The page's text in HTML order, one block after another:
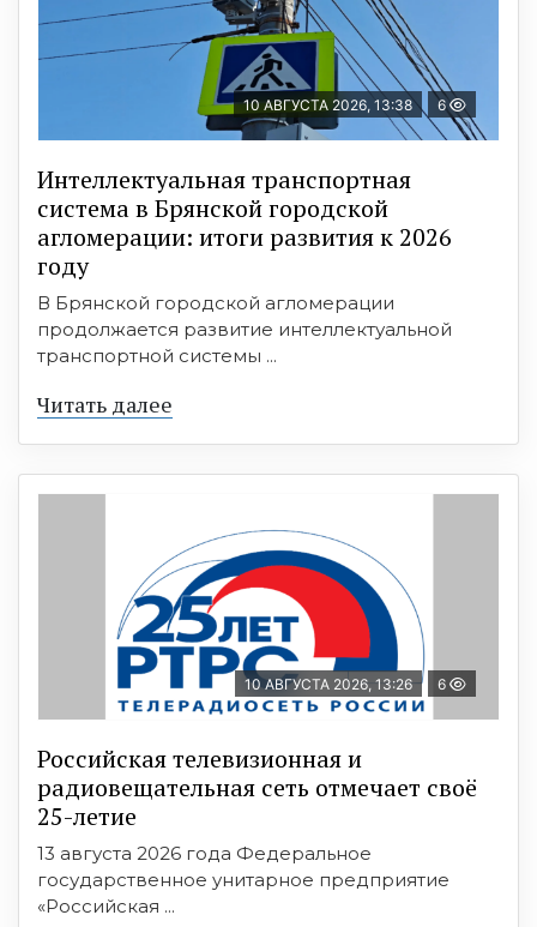
10 АВГУСТА 2026, 13:38 6
Интеллектуальная транспортная
система в Брянской городской
агломерации: итоги развития к 2026
году
В Брянской городской агломерации
продолжается развитие интеллектуальной
транспортной системы ...
Читать далее
10 АВГУСТА 2026, 13:26 6
Российская телевизионная и
радиовещательная сеть отмечает своё
25-летие
13 августа 2026 года Федеральное
государственное унитарное предприятие
«Российская ...